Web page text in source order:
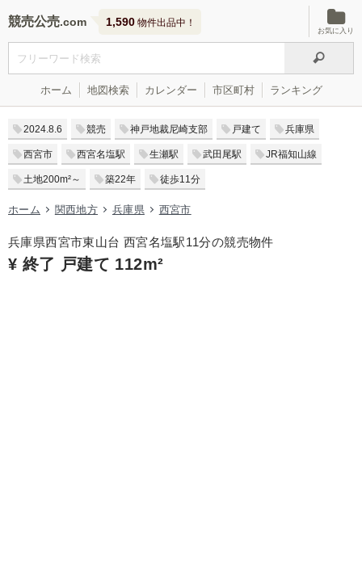
競売公売 1,590 物件出品中！
お気に入り
ホーム 地図検索 カレンダー 市区町村 ランキング
2024.8.6 競売 神戸地裁尼崎支部 戸建て 兵庫県
西宮市 西宮名塩駅 生瀬駅 武田尾駅 JR福知山線
土地200m²～ 築22年 徒歩11分
ホーム 関西地方 兵庫県 西宮市
兵庫県西宮市東山台 西宮名塩駅11分の競売物件
¥ 終了 戸建て 112m²